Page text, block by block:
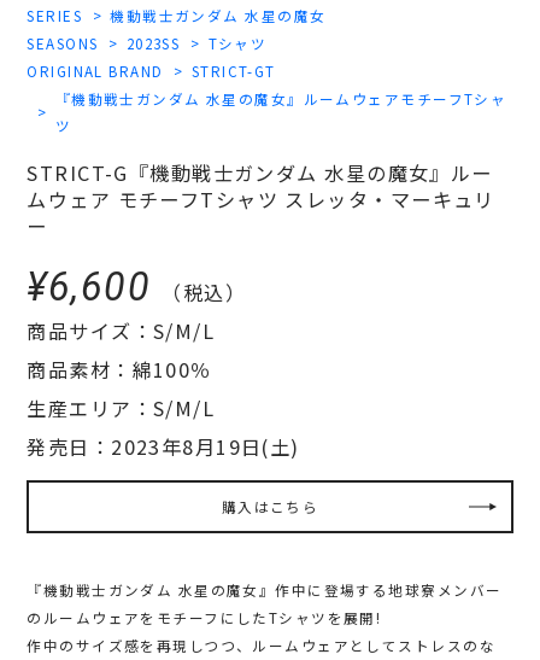
SERIES
機動戦士ガンダム 水星の魔女
SEASONS
2023SS
Tシャツ
ORIGINAL BRAND
STRICT-GT
『機動戦士ガンダム 水星の魔女』ルームウェアモチーフTシャ
ツ
STRICT-G『機動戦士ガンダム 水星の魔女』ルー
ムウェア モチーフTシャツ スレッタ・マーキュリ
ー
¥6,600
（税込）
商品サイズ：S/M/L
商品素材：綿100％
生産エリア：S/M/L
発売日：2023年8月19日(土)
購入はこちら
『機動戦士ガンダム 水星の魔女』作中に登場する地球寮メンバー
のルームウェアをモチーフにしたTシャツを展開!
作中のサイズ感を再現しつつ、ルームウェアとしてストレスのな